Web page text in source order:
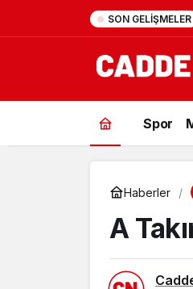
SON GELIŞMELER
Spor
Haberler
A